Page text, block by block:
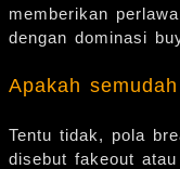
memberikan
dengan dominasi
Apakah
Tentu tidak, pola
disebut fakeout